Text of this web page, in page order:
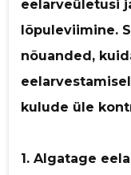
eelarveületusi
lõpuleviimine.
nõuanded,
kulude üle
1. Algatage
Saaja e-mail
Sinu nimi
Sinu